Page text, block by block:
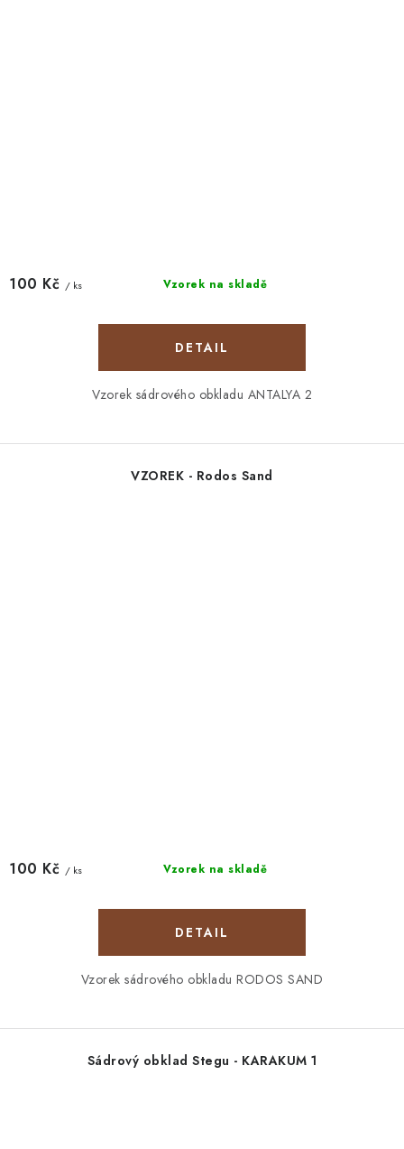
Vzorek na skladě
100 Kč / ks
Vzorek sádrového obkladu ANTALYA 2
VZOREK - Rodos Sand
Vzorek na skladě
100 Kč / ks
Vzorek sádrového obkladu RODOS SAND
Sádrový obklad Stegu - KARAKUM 1